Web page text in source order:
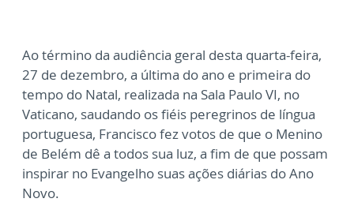
Ao término da audiência geral desta quarta-feira,
27 de dezembro, a última do ano e primeira do
tempo do Natal, realizada na Sala Paulo VI, no
Vaticano, saudando os fiéis peregrinos de língua
portuguesa, Francisco fez votos de que o Menino
de Belém dê a todos sua luz, a fim de que possam
inspirar no Evangelho suas ações diárias do Ano
Novo.